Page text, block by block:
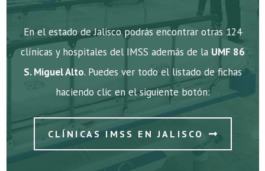
En el estado de Jalisco podrás encontrar otras 124
clínicas y hospitales del IMSS además de la UMF 86
S. Miguel Alto. Puedes ver todo el listado de fichas
haciendo clic en el siguiente botón:
CLÍNICAS IMSS EN JALISCO